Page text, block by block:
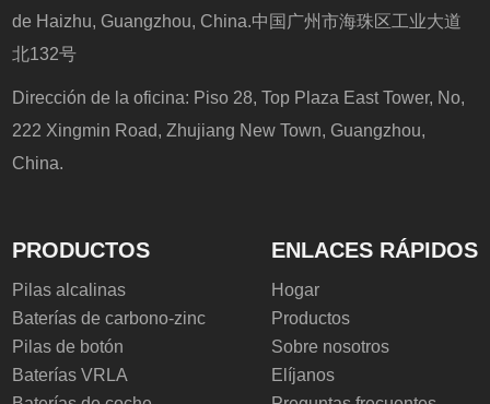
de Haizhu, Guangzhou, China.中国广州市海珠区工业大道
北132号
Dirección de la oficina: Piso 28, Top Plaza East Tower, No,
222 Xingmin Road, Zhujiang New Town, Guangzhou,
China.
PRODUCTOS
Pilas alcalinas
Baterías de carbono-zinc
Pilas de botón
Baterías VRLA
ENLACES RÁPIDOS
Hogar
Productos
Sobre nosotros
Elíjanos